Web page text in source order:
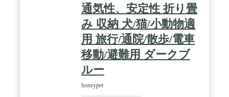
通気性、安定性 折り畳
み 収納 犬/猫/小動物適
用 旅行/通院/散歩/電車
移動/避難用 ダークブ
ルー
honeypet